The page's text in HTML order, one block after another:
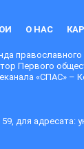
О НАС
православного
Первого
«СПАС» –
для адресата: